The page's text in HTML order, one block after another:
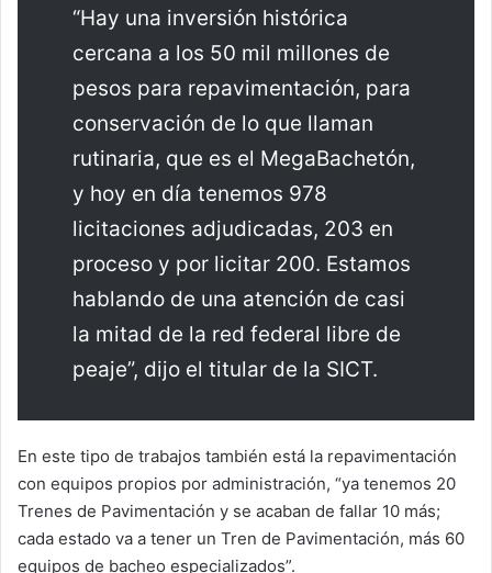
“Hay una inversión histórica
cercana a los 50 mil millones de
pesos para repavimentación, para
conservación de lo que llaman
rutinaria, que es el MegaBachetón,
y hoy en día tenemos 978
licitaciones adjudicadas, 203 en
proceso y por licitar 200. Estamos
hablando de una atención de casi
la mitad de la red federal libre de
peaje”, dijo el titular de la SICT.
En este tipo de trabajos también está la repavimentación
con equipos propios por administración, “ya tenemos 20
Trenes de Pavimentación y se acaban de fallar 10 más;
cada estado va a tener un Tren de Pavimentación, más 60
equipos de bacheo especializados”.